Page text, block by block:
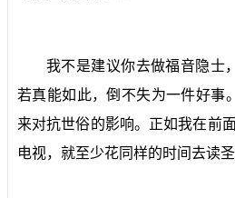
我不是建议你去做福音隐士
若真能如此，倒不失为一件好事
来对抗世俗的影响。正如我在前
电视，就至少花同样的时间去读